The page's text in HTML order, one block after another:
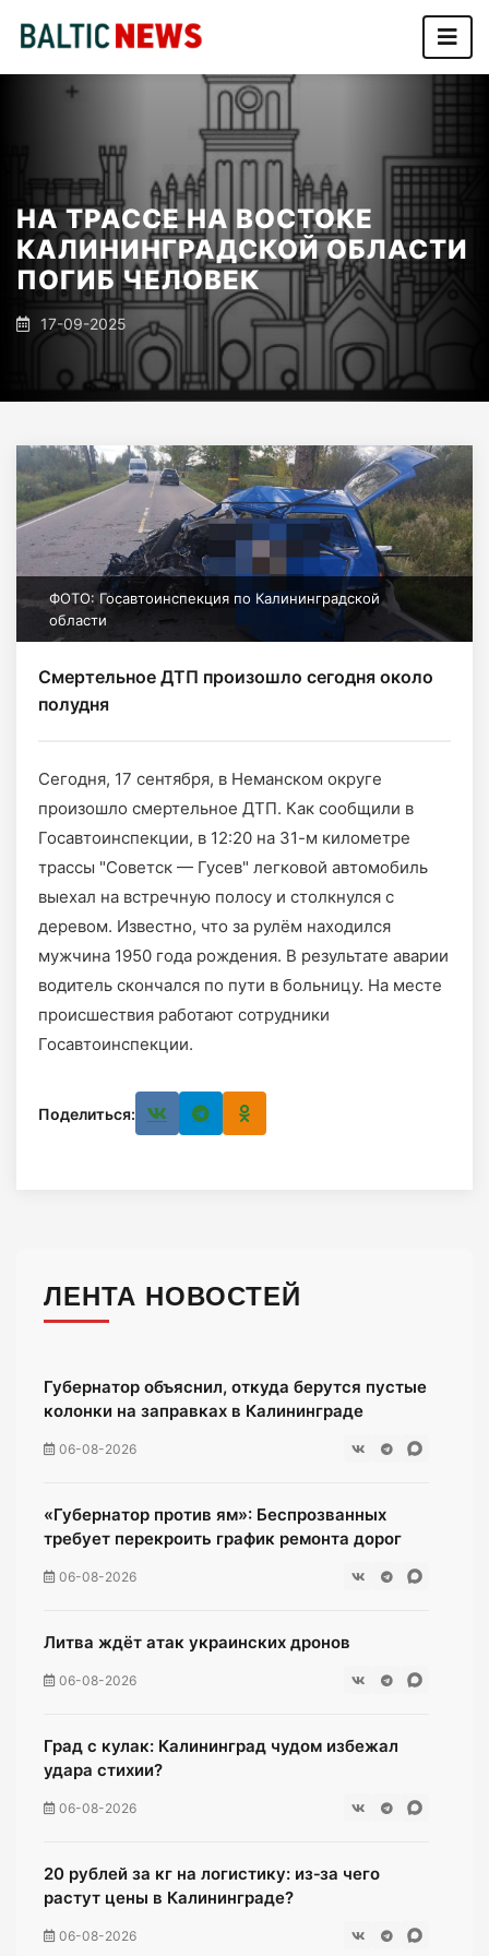
НА ТРАССЕ НА ВОСТОКЕ
КАЛИНИНГРАДСКОЙ ОБЛАСТИ
ПОГИБ ЧЕЛОВЕК
17-09-2025
ФОТО: Госавтоинспекция по Калининградской
области
Смертельное ДТП произошло сегодня около
полудня
Сегодня, 17 сентября, в Неманском округе
произошло смертельное ДТП. Как сообщили в
Госавтоинспекции, в 12:20 на 31-м километре
трассы "Советск — Гусев" легковой автомобиль
выехал на встречную полосу и столкнулся с
деревом. Известно, что за рулём находился
мужчина 1950 года рождения. В результате аварии
водитель скончался по пути в больницу. На месте
происшествия работают сотрудники
Госавтоинспекции.
Поделиться:
ЛЕНТА НОВОСТЕЙ
Губернатор объяснил, откуда берутся пустые
колонки на заправках в Калининграде
06-08-2026
«Губернатор против ям»: Беспрозванных
требует перекроить график ремонта дорог
06-08-2026
Литва ждёт атак украинских дронов
06-08-2026
Град с кулак: Калининград чудом избежал
удара стихии?
06-08-2026
20 рублей за кг на логистику: из‑за чего
растут цены в Калининграде?
06-08-2026